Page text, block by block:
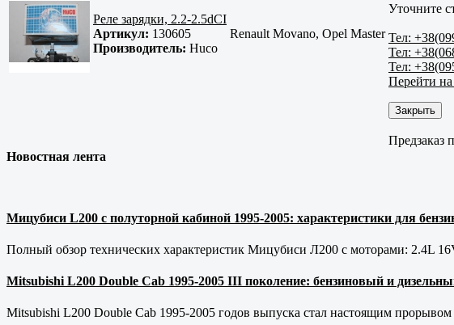
Реле зарядки, 2.2-2.5dCI
Артикул: 130605
Производитель: Huco
Renault Movano, Opel Master
Уточните
Тел:
Тел:
Тел:
Перейти
Закрыть
Предзаказ
Новостная лента
Мицубиси L200 с полуторной кабиной 1995-2005: характеристики для
Полный обзор технических характеристик Мицубиси Л200 с моторами: 2.4L
Mitsubishi L200 Double Cab 1995-2005 III поколение: бензиновый и
Mitsubishi L200 Double Cab 1995-2005 годов выпуска стал настоящим